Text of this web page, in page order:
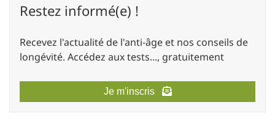
Restez informé(e) !
Recevez l'actualité de l'anti-âge et nos conseils de
longévité. Accédez aux tests..., gratuitement
Je m'inscris